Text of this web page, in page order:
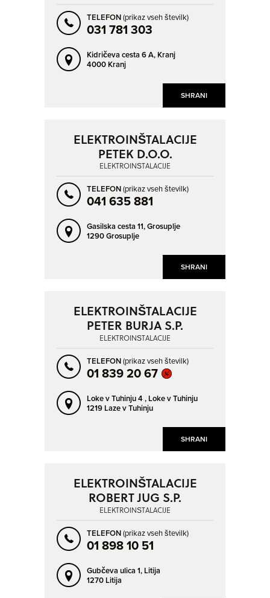
SHRANI
TELEFON(prikaz vseh številk)
031 781 303
Kidričeva cesta 6 A, Kranj
4000 Kranj
SHRANI
ELEKTROINŠTALACIJE
PETEK D.O.O.
ELEKTROINŠTALACIJE
TELEFON(prikaz vseh številk)
041 635 881
Gasilska cesta 11,Grosuplje
1290 Grosuplje
SHRANI
ELEKTROINŠTALACIJE
PETER BURJA S.P.
ELEKTROINŠTALACIJE
TELEFON(prikaz vseh številk)
01 839 20 67
Loke v Tuhinju 4 , Loke v Tuhinju
1219 Laze v Tuhinju
ELEKTROINŠTALACIJE
ROBERT JUG S.P.
ELEKTROINŠTALACIJE
TELEFON(prikaz vseh številk)
01 898 10 51
Gubčeva ulica 1, Litija
1270 Litija